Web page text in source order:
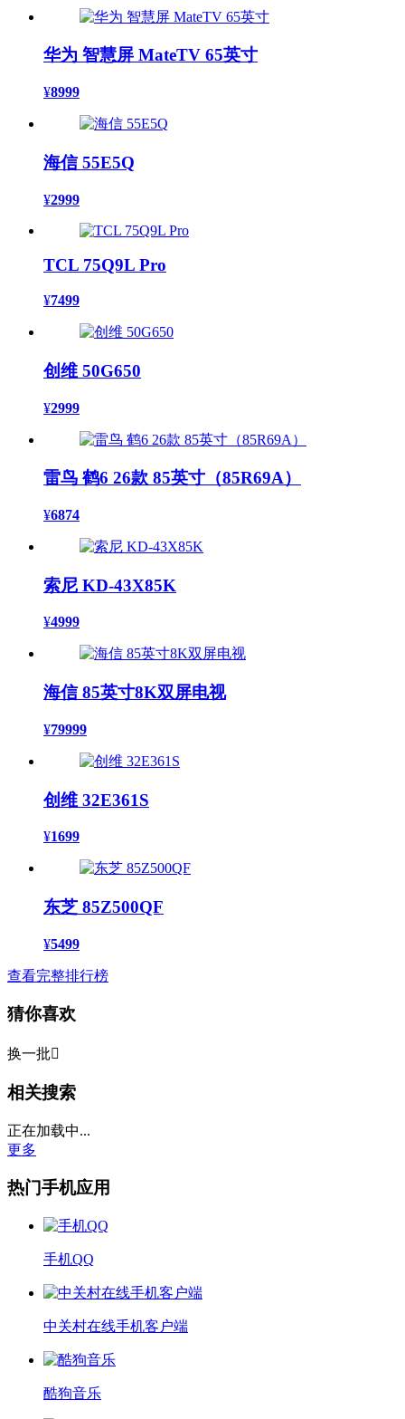
华为 智慧屏 MateTV 65英寸
¥8999
海信 55E5Q
¥2999
TCL 75Q9L Pro
¥7499
创维 50G650
¥2999
雷鸟 鹤6 26款 85英寸（85R69A）
¥6874
索尼 KD-43X85K
¥4999
海信 85英寸8K双屏电视
¥79999
创维 32E361S
¥1699
东芝 85Z500QF
¥5499
查看完整排行榜
猜你喜欢
换一批
相关搜索
正在加载中...
更多
热门手机应用
手机QQ
中关村在线手机客户端
酷狗音乐